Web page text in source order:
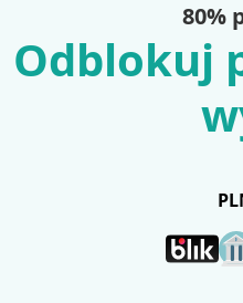
80%
Odblokuj